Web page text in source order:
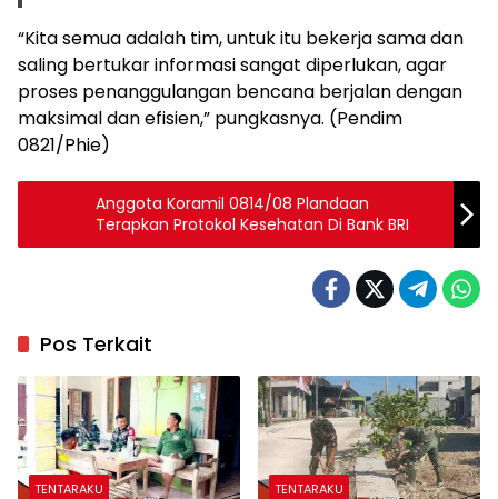
“Kita semua adalah tim, untuk itu bekerja sama dan
saling bertukar informasi sangat diperlukan, agar
proses penanggulangan bencana berjalan dengan
maksimal dan efisien,” pungkasnya. (Pendim
0821/Phie)
Anggota Koramil 0814/08 Plandaan
Terapkan Protokol Kesehatan Di Bank BRI
Pos Terkait
TENTARAKU TENTARAKU